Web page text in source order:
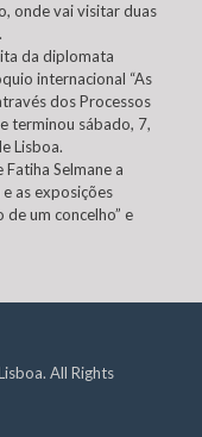
onde vai visitar duas
da diplomata
internacional “As
dos Processos
terminou sábado, 7,
Lisboa.
Selmane a
as exposições
um concelho” e
All Rights